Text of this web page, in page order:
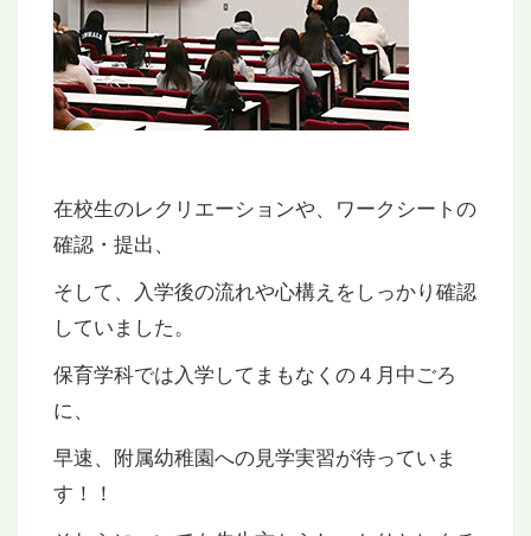
在校生のレクリエーションや、ワークシートの
確認・提出、
そして、入学後の流れや心構えをしっかり確認
していました。
保育学科では入学してまもなくの４月中ごろ
に、
早速、附属幼稚園への見学実習が待っていま
す！！